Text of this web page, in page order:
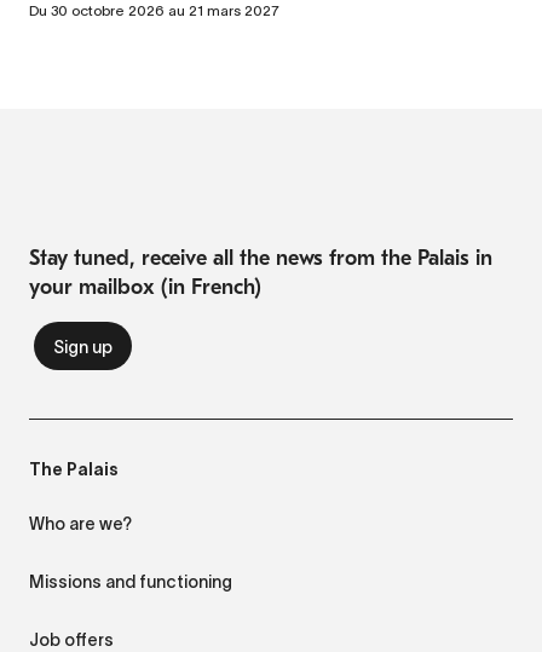
Du 30 octobre 2026 au 21 mars 2027
Stay tuned, receive all the news from the Palais in
your mailbox (in French)
The Palais
Who are we?
Missions and functioning
Job offers